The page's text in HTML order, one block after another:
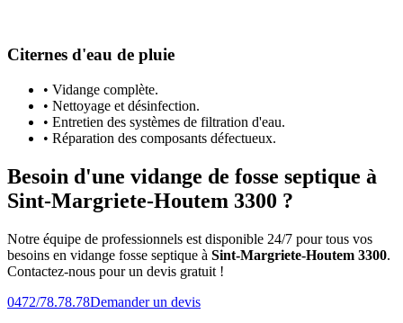
Citernes d'eau de pluie
• Vidange complète.
• Nettoyage et désinfection.
• Entretien des systèmes de filtration d'eau.
• Réparation des composants défectueux.
Besoin d'une vidange de fosse septique à
Sint-Margriete-Houtem 3300 ?
Notre équipe de professionnels est disponible 24/7 pour tous vos
besoins en vidange fosse septique à Sint-Margriete-Houtem 3300.
Contactez-nous pour un devis gratuit !
0472/78.78.78Demander un devis